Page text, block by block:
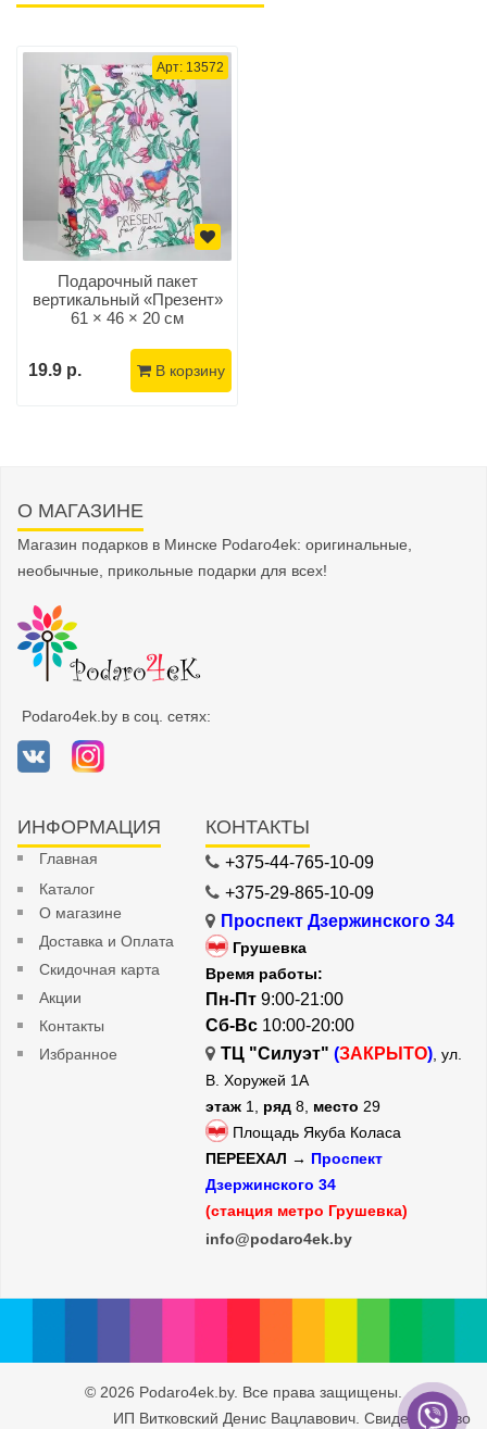
Арт: 13572
Подарочный пакет
вертикальный «Презент»
61 × 46 × 20 см
19.9 р. В корзину
О МАГАЗИНЕ
Магазин подарков в Минске Podaro4ek: оригинальные,
необычные, прикольные подарки для всех!
Podaro4ek.by в соц. сетях:
ИНФОРМАЦИЯ
Главная
Каталог
О магазине
Доставка и Оплата
Скидочная карта
Акции
Контакты
Избранное
КОНТАКТЫ
+375-44-765-10-09
+375-29-865-10-09
Проспект Дзержинского 34
Грушевка
Время работы:
Пн-Пт 9:00-21:00
Сб-Вс 10:00-20:00
ТЦ "Силуэт" (ЗАКРЫТО), ул.
В. Хоружей 1А
этаж 1, ряд 8, место 29
Площадь Якуба Коласа
ПЕРЕЕХАЛ → Проспект
Дзержинского 34
(станция метро Грушевка)
info@podaro4ek.by
© 2026 Podaro4ek.by. Все права защищены.
ИП Витковский Денис Вацлавович. Свидетельство